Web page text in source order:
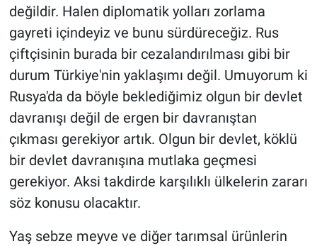
değildir. Halen diplomatik yolları zorlama
gayreti içindeyiz ve bunu sürdüreceğiz. Rus
çiftçisinin burada bir cezalandırılması gibi bir
durum Türkiye'nin yaklaşımı değil. Umuyorum ki
Rusya'da da böyle beklediğimiz olgun bir devlet
davranışı değil de ergen bir davranıştan
çıkması gerekiyor artık. Olgun bir devlet, köklü
bir devlet davranışına mutlaka geçmesi
gerekiyor. Aksi takdirde karşılıklı ülkelerin zararı
söz konusu olacaktır.
Yaş sebze meyve ve diğer tarımsal ürünlerin